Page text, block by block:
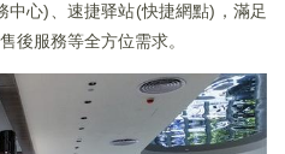
中心)、速捷驿站(快捷網點)，滿足
後服務等全方位需求。